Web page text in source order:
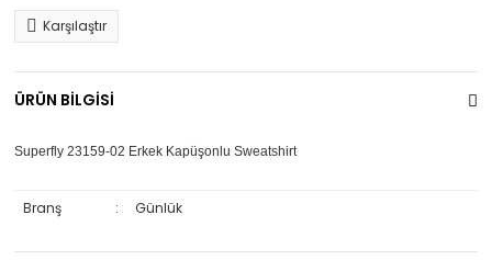
Karşılaştır
ÜRÜN BİLGİSİ
Superfly 23159-02 Erkek Kapüşonlu Sweatshirt
Branş : Günlük